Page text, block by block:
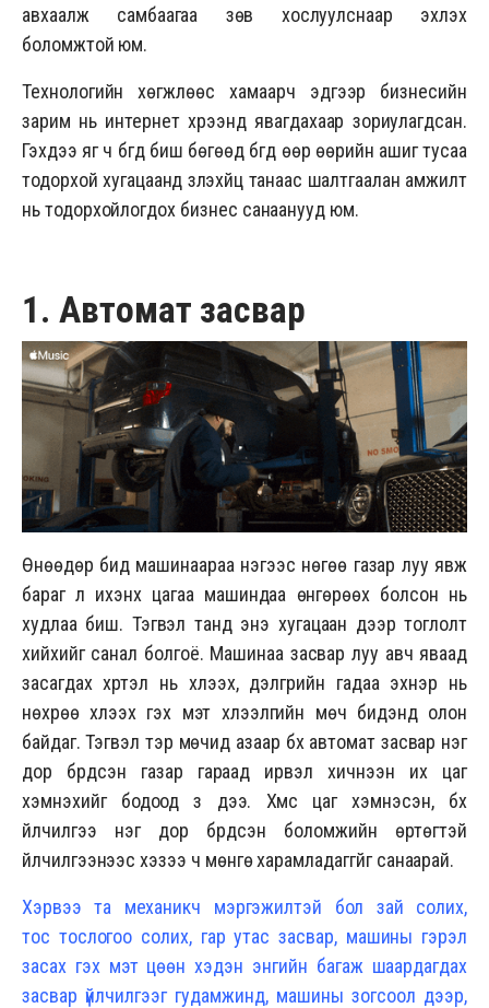
авхаалж самбаагаа зөв хослуулснаар эхлэх
боломжтой юм.
Технологийн хөгжлөөс хамаарч эдгээр бизнесийн
зарим нь интернет хүрээнд явагдахаар зориулагдсан.
Гэхдээ яг ч бүгд биш бөгөөд бүгд өөр өөрийн ашиг тусаа
тодорхой хугацаанд үзүүлэхүйц танаас шалтгаалан амжилт
нь тодорхойлогдох бизнес санаанууд юм.
1. Автомат засвар
Өнөөдөр бид машинаараа нэгээс нөгөө газар луу явж
бараг л ихэнх цагаа машиндаа өнгөрөөх болсон нь
худлаа биш. Тэгвэл танд энэ хугацаан дээр тоглолт
хийхийг санал болгоё. Машинаа засвар луу авч яваад
засагдах хүртэл нь хүлээх, дэлгүүрийн гадаа эхнэр нь
нөхрөө хүлээх гэх мэт хүлээлгийн мөч бидэнд олон
байдаг. Тэгвэл тэр мөчид азаар бүх автомат засвар нэг
дор бүрдсэн газар гараад ирвэл хичнээн их цаг
хэмнэхийг бодоод үз дээ. Хүмүүс цаг хэмнэсэн, бүх
үйлчилгээ нэг дор бүрдсэн боломжийн өртөгтэй
үйлчилгээнээс хэзээ ч мөнгө харамладаггүйг санаарай.
Хэрвээ та механикч мэргэжилтэй бол зай солих,
тос тослогоо солих, гар утас засвар, машины гэрэл
засах гэх мэт цөөн хэдэн энгийн багаж шаардагдах
засвар үйлчилгээг гудамжинд, машины зогсоол дээр,